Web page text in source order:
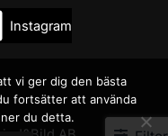
Instagram
vi ger dig den bästa
fortsätter att använda
du detta.